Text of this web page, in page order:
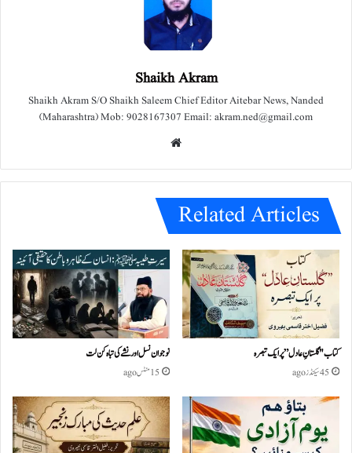
Shaikh Akram
Shaikh Akram S/O Shaikh Saleem Chief Editor Aitebar News, Nanded
(Maharashtra) Mob: 9028167307 Email: akram.ned@gmail.com
e
Related Articles
کتاب "گلستانِ عادل” پر ایک تبصرہ
45 سیکنڈز ago
نوجوان نسل اور نشے کی تباہ کن لت
15 منٹس ago